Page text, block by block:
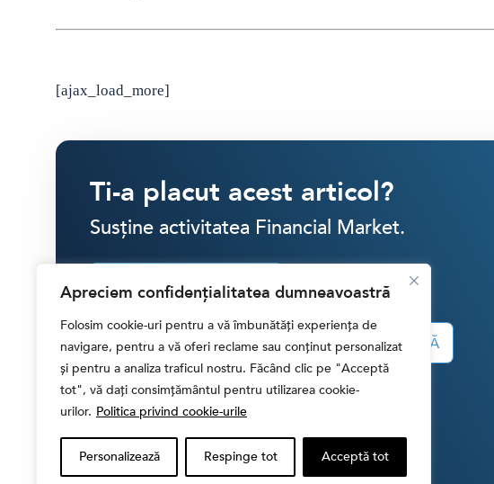
Apreciem confidențialitatea dumneavoastră
Folosim cookie-uri pentru a vă îmbunătăți experiența de
navigare, pentru a vă oferi reclame sau conținut personalizat
și pentru a analiza traficul nostru. Făcând clic pe "Acceptă
tot", vă dați consimțământul pentru utilizarea cookie-
urilor. Politica privind cookie-urile
Personalizează Respinge tot Acceptă tot
[ajax_load_more]
Ti-a placut acest articol?
Susține activitatea Financial Market.
SINGULAR LUNAR
30 RON 40 RON 50 RON ALTĂ SUMĂ
CONTRIBUIE CU